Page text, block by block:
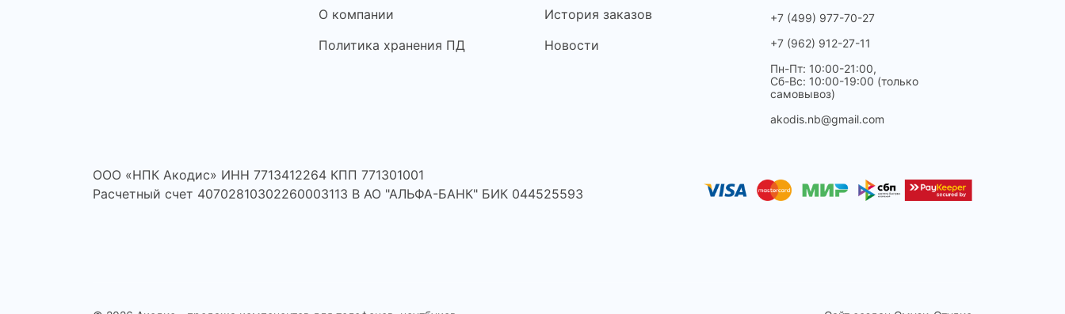
О компании
Политика хранения ПД
История заказов
Новости
+7 (499) 977-70-27
+7 (962) 912-27-11
Пн-Пт: 10:00-21:00,
Сб-Вс: 10:00-19:00 (только
самовывоз)
akodis.nb@gmail.com
ООО «НПК Акодис» ИНН 7713412264 КПП 771301001
Расчетный счет 40702810302260003113 В АО "АЛЬФА-БАНК" БИК 044525593